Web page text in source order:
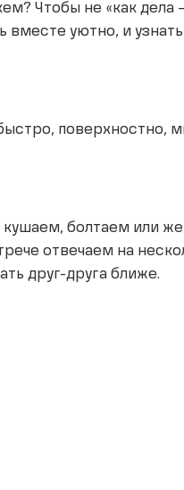
Чтобы не «как дела
уютно, и
поверхностно,
кушаем, болтаем или
отвечаем на
друг-друга ближе.